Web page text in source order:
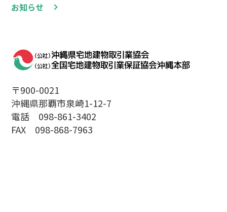
お知らせ
〒900-0021
沖縄県那覇市泉崎1-12-7
電話 098-861-3402
FAX 098-868-7963